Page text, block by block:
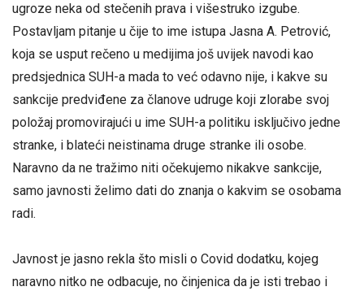
ugroze neka od stečenih prava i višestruko izgube.
Postavljam pitanje u čije to ime istupa Jasna A. Petrović,
koja se usput rečeno u medijima još uvijek navodi kao
predsjednica SUH-a mada to već odavno nije, i kakve su
sankcije predviđene za članove udruge koji zlorabe svoj
položaj promovirajući u ime SUH-a politiku isključivo jedne
stranke, i blateći neistinama druge stranke ili osobe.
Naravno da ne tražimo niti očekujemo nikakve sankcije,
samo javnosti želimo dati do znanja o kakvim se osobama
radi.
Javnost je jasno rekla što misli o Covid dodatku, kojeg
naravno nitko ne odbacuje, no činjenica da je isti trebao i